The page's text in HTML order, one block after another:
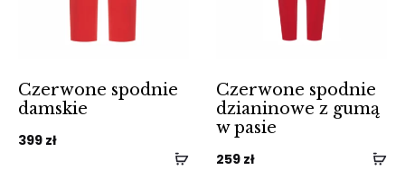
Czerwone spodnie
damskie
399 zł
Czerwone spodnie
dzianinowe z gumą
w pasie
259 zł